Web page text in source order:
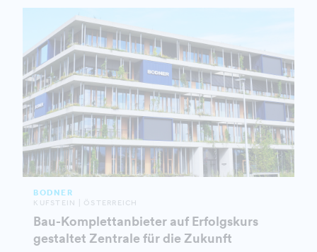
BODNER
KUFSTEIN | ÖSTERREICH
Bau-Komplettanbieter auf Erfolgskurs
gestaltet Zentrale für die Zukunft